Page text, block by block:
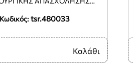
Κωδικός: tsr.480033
Καλάθι